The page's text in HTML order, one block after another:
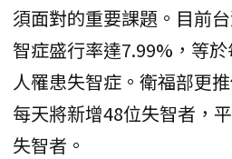
須面對的重要課題。目前
智症盛行率達7.99%，等
人罹患失智症。衛福部更
每天將新增48位失智者，
失智者。